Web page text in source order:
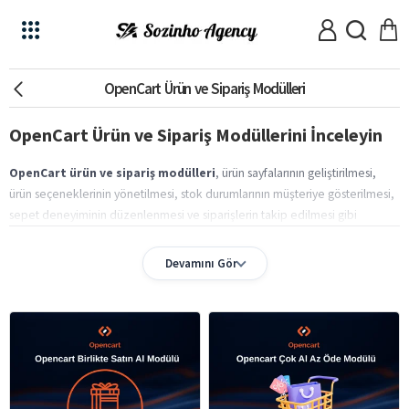
OpenCart Ürün ve Sipariş Modülleri
OpenCart Ürün ve Sipariş Modüllerini İnceleyin
OpenCart ürün ve sipariş modülleri, ürün sayfalarının geliştirilmesi,
ürün seçeneklerinin yönetilmesi, stok durumlarının müşteriye gösterilmesi,
sepet deneyiminin düzenlenmesi ve siparişlerin takip edilmesi gibi
olarak da aranan bu ürünler, mağazanın farklı operasyonel ve
kullanıcı deneyimi ihtiyaçlarına göre kullanılabilir.
beden seçenekleri modülü seçenek stok uyarı modülü
seçeneklerde stok yok modülü gelince haber ver modülü
incelenebilir.
Ürün detay sayfalarını daha açıklayıcı hale getirmek içinresim ve video
Devamını Gör